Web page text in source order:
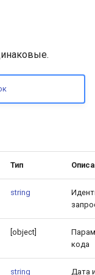
Тип
string
[object]
кода
string
Дата